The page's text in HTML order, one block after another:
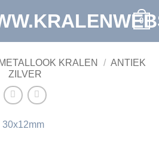
0
METALLOOK KRALEN / ANTIEK
ZILVER